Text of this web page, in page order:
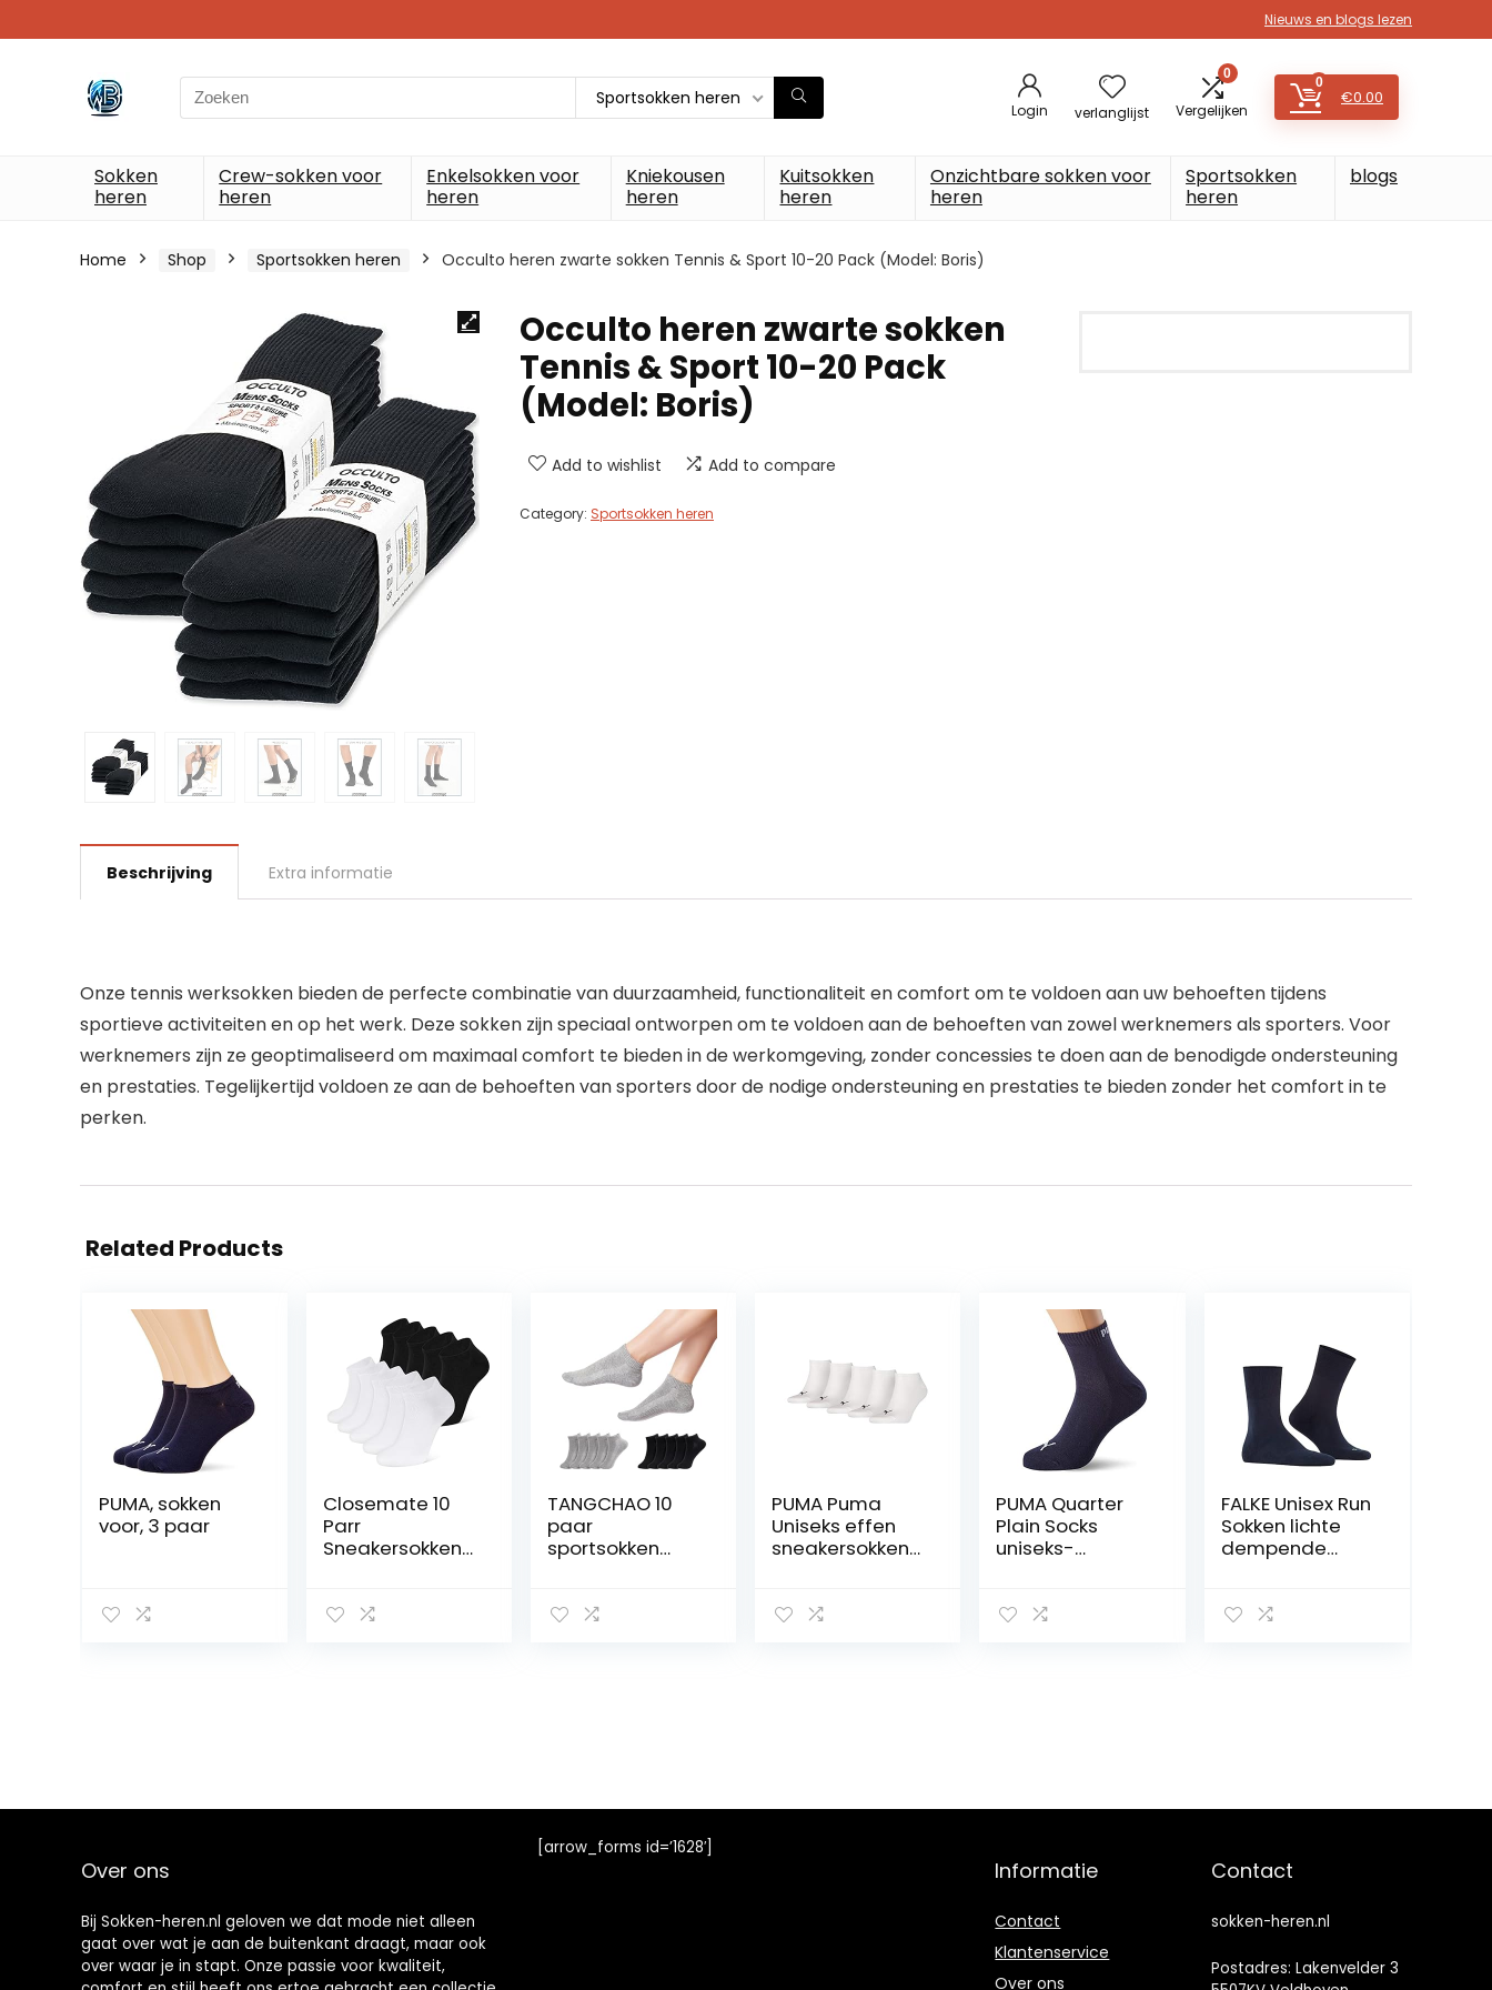
Nieuws en blogs lezen
Search
for:
Sportsokken heren
Login verlanglijst
0
Vergelijken
0
€0.00
Sokken
heren
Crew-sokken voor
heren
Enkelsokken voor
heren
Kniekousen
heren
Kuitsokken
heren
Onzichtbare sokken voor
heren
Sportsokken
heren
blogs
Home Shop Sportsokken heren Occulto heren zwarte sokken Tennis & Sport 10-20 Pack (Model: Boris)
Occulto heren zwarte sokken
Tennis & Sport 10-20 Pack
(Model: Boris)
Add to wishlist Add to compare
Category: Sportsokken heren
Beschrijving Extra informatie
Onze tennis werksokken bieden de perfecte combinatie van duurzaamheid, functionaliteit en comfort om te voldoen aan uw behoeften tijdens
sportieve activiteiten en op het werk. Deze sokken zijn speciaal ontworpen om te voldoen aan de behoeften van zowel werknemers als sporters. Voor
werknemers zijn ze geoptimaliseerd om maximaal comfort te bieden in de werkomgeving, zonder concessies te doen aan de benodigde ondersteuning
en prestaties. Tegelijkertijd voldoen ze aan de behoeften van sporters door de nodige ondersteuning en prestaties te bieden zonder het comfort in te
perken.
Related Products
PUMA, sokken
voor, 3 paar
Closemate 10
Parr
Sneakersokken
Ademende
TANGCHAO 10
paar
sportsokken
ademende
PUMA Puma
Uniseks effen
sneakersokken
volwassene
PUMA Quarter
Plain Socks
uniseks-
(3-Pack)
FALKE Unisex Run
Sokken lichte
dempende
elke dag voor
Over ons
Bij Sokken-heren.nl geloven we dat mode niet alleen
gaat over wat je aan de buitenkant draagt, maar ook
over waar je in stapt. Onze passie voor kwaliteit,
[arrow_forms id=’1628′]
Informatie
Contact
Klantenservice
Over ons
Contact
sokken-heren.nl
Postadres: Lakenvelder 3